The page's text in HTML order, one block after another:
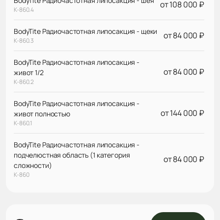
К-860.4 от 108 000 ₽
BodyTite Радиочастотная липосакция - щеки
К-860.3 от 84 000 ₽
BodyTite Радиочастотная липосакция -
живот 1/2
К-860.2
от 84 000 ₽
BodyTite Радиочастотная липосакция -
живот полностью
К-860.1
от 144 000 ₽
BodyTite Радиочастотная липосакция -
подчелюстная область (1 категория
сложности)
К-860
от 84 000 ₽